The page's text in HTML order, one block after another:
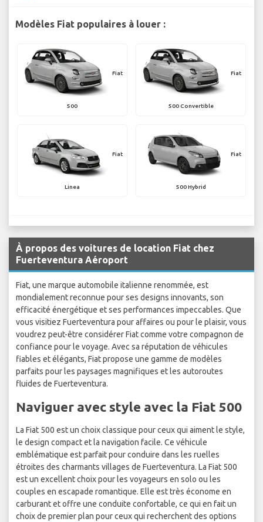
Modèles Fiat populaires à louer :
Fiat
500
Fiat
500 Convertible
Fiat
Linea
Fiat
500 Hybrid
À propos des voitures de location Fiat chez
Fuerteventura Aéroport
Fiat, une marque automobile italienne renommée, est
mondialement reconnue pour ses designs innovants, son
efficacité énergétique et ses performances impeccables. Que
vous visitiez Fuerteventura pour affaires ou pour le plaisir, vous
voudrez peut-être considérer Fiat comme votre compagnon de
confiance pour le voyage. Avec sa réputation de véhicules
fiables et élégants, Fiat propose une gamme de modèles
parfaits pour les paysages magnifiques et les autoroutes
fluides de Fuerteventura.
Naviguer avec style avec la Fiat 500
La Fiat 500 est un choix classique pour ceux qui aiment le style,
le design compact et la navigation facile. Ce véhicule
emblématique est parfait pour conduire dans les ruelles
étroites des charmants villages de Fuerteventura. La Fiat 500
est un excellent choix pour les voyageurs en solo ou les
couples en escapade romantique. Elle est très économe en
carburant et offre une conduite confortable, ce qui en fait un
choix de premier plan pour ceux qui recherchent des options